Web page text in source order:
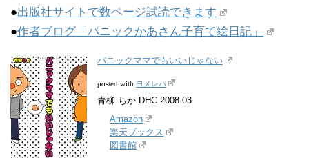
●出版社サイトで数ページ試読できます
●作者ブログ「パニックかあさん子育て絵日記」
パニックママでもいいじゃない
posted with ヨメレバ
青柳 ちか DHC 2008-03
Amazon
楽天ブックス
図書館